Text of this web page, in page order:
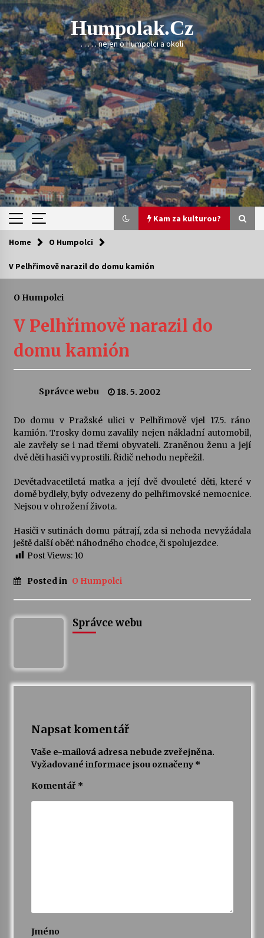
Skip
to
content
Humpolak.cz
. . . . . nejen o Humpolci a okolí
Kam za kulturou?
Kam za kulturou?
kapkou
Veselí muzikanti
Pozvánka na integrační festival Quijotova
šedesátka: 28. 7.–1. 8. 2026
Letní koncerty ve Stromovce: Kolchoz a
Jenakaši
Votavžatský ploty
22. 7. 2026
14. 7. 2026
Za kulturou kousek za Humpolec. V Želivě ožije
Home O Humpolci
V Pelhřimově narazil do domu kamión
O Humpolci
V Pelhřimově narazil do
domu kamión
Správce webu 18. 5. 2002
Do domu v Pražské ulici v Pelhřimově vjel 17.5. ráno
kamión. Trosky domu zavalily nejen nákladní automobil,
ale zavřely se i nad třemi obyvateli. Zraněnou ženu a její
dvě děti hasiči vyprostili. Řidič nehodu nepřežil.
Devětadvacetiletá matka a její dvě dvouleté děti, které v
domě bydlely, byly odvezeny do pelhřimovské nemocnice.
Nejsou v ohrožení života.
Hasiči v sutinách domu pátrají, zda si nehoda nevyžádala
ještě další oběť: náhodného chodce, či spolujezdce.
Post Views: 10
Posted in O Humpolci
Správce webu
Napsat komentář
Vaše e-mailová adresa nebude zveřejněna.
Vyžadované informace jsou označeny *
Komentář *
Jméno